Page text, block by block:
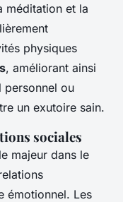
méditation et la
physiques
, améliorant ainsi
personnel ou
un exutoire sain.
sociales
majeur dans le
émotionnel. Les